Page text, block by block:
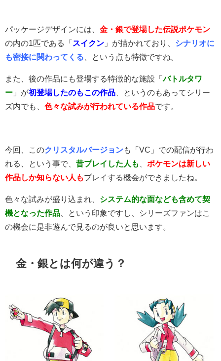
パッケージデザインには、 金・銀で登場した伝説ポケモン
の内の1匹である「スイクン 」が描かれており、 シナリオに
も密接に関わってくる 、という点も特徴ですね。
また、後の作品にも登場する特徴的な施設「バトルタワ
ー 」が初登場したのもこの作品 、というのもあってシリー
ズ内でも、 色々な試みが行われている作品です。
今回、このクリスタルバージョンも「VC」での配信が行わ
れる、という事で、 昔プレイした人も
ポケモンは新しい
作品しか知らない人もプレイする機会ができましたね。
色々な試みが盛り込まれ、 システム的な面なども含めて契
機となった作品 、という印象ですし、シリーズファンはこ
の機会に是非遊んで見るのが良いと思います。
金・銀とは何が違う？